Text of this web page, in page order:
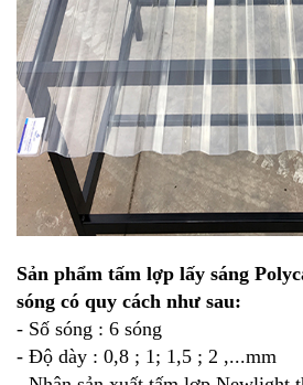
Sản phẩm tấm lợp lấy sáng
sóng có quy cách như sau:
- Số sóng : 6 sóng
- Độ dày : 0,8 ; 1; 1,5 ; 2 ,...mm